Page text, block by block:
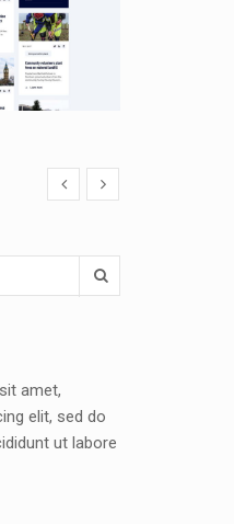
amet,
elit, sed do
ut labore